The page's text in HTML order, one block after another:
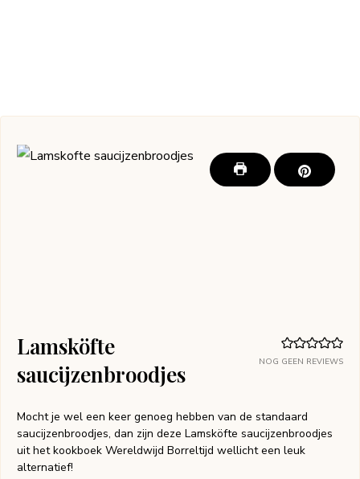
NOG GEEN REVIEWS
Lamsköfte
saucijzenbroodjes
Mocht je wel een keer genoeg hebben van de standaard
saucijzenbroodjes, dan zijn deze Lamsköfte saucijzenbroodjes
uit het kookboek Wereldwijd Borreltijd wellicht een leuk
alternatief!